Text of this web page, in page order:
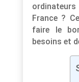
France ?
faire le
besoins et